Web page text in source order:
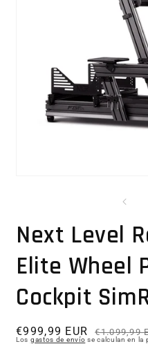
Next Level
Elite Wheel
Cockpit
€1.099,99
€999,99 EUR
Los gastos de envío se calculan en la